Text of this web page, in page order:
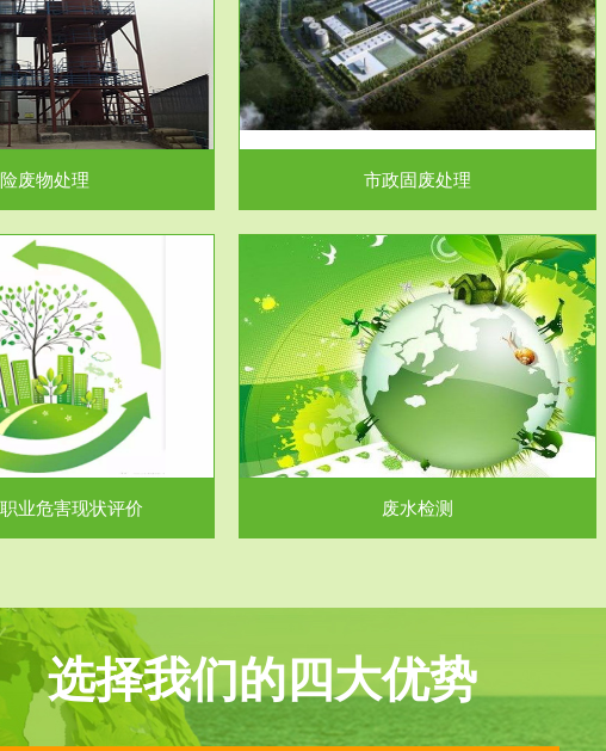
废物处理
市政固废处理
所从事的市政废物处理业务包
政废物的处理处...
市政固废处理
工作场所职业危害因素检测与评价...
【检测评价意义】：全面了解工作场所职业病
害因素分布与浓（强）度...
业危害现状评价
服务范围
废水检测
要是对企业工厂在生产工艺过程
出的废水、污水...
废水检测
服务范围
废气测试
检测范围工业废气检测包括有机废气和无机废
气。有机废气主要包括...
选择我们的四大优势